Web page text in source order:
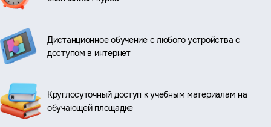
Дистанционное обучение с любого устройства с
доступом в интернет
Круглосуточный доступ к учебным материалам на
обучающей площадке